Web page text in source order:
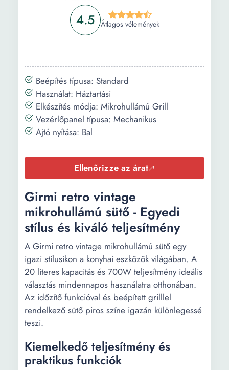
4.5 Átlagos vélemények
Beépítés típusa: Standard
Használat: Háztartási
Elkészítés módja: Mikrohullámú Grill
Vezérlőpanel típusa: Mechanikus
Ajtó nyítása: Bal
Ellenőrizze az árat
Girmi retro vintage
mikrohullámú sütő - Egyedi
stílus és kiváló teljesítmény
A Girmi retro vintage mikrohullámú sütő egy
igazi stílusikon a konyhai eszközök világában. A
20 literes kapacitás és 700W teljesítmény ideális
választás mindennapos használatra otthonában.
Az időzítő funkcióval és beépített grilllel
rendelkező sütő piros színe igazán különlegessé
teszi.
Kiemelkedő teljesítmény és
praktikus funkciók